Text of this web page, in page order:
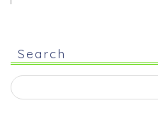
Search